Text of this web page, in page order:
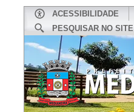
ACESSIBILIDADE
PESQUISAR NO SITE